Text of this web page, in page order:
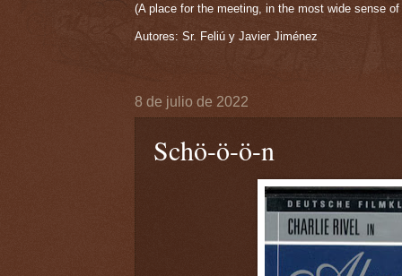
(A place for the meeting, in the most wide sense
Autores: Sr. Feliú y Javier Jiménez
8 de julio de 2022
Schö-ö-ö-n